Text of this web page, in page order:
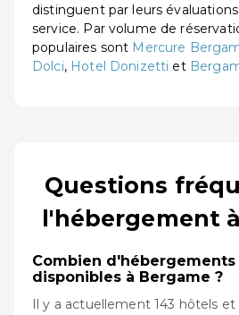
distinguent par leurs
service. Par volume de
populaires sont Mercure
Dolci, Hotel Donizetti et
Questions
l'hébergement
Combien d'hébergements
disponibles à Bergame ?
Il y a actuellement 143 hôtels